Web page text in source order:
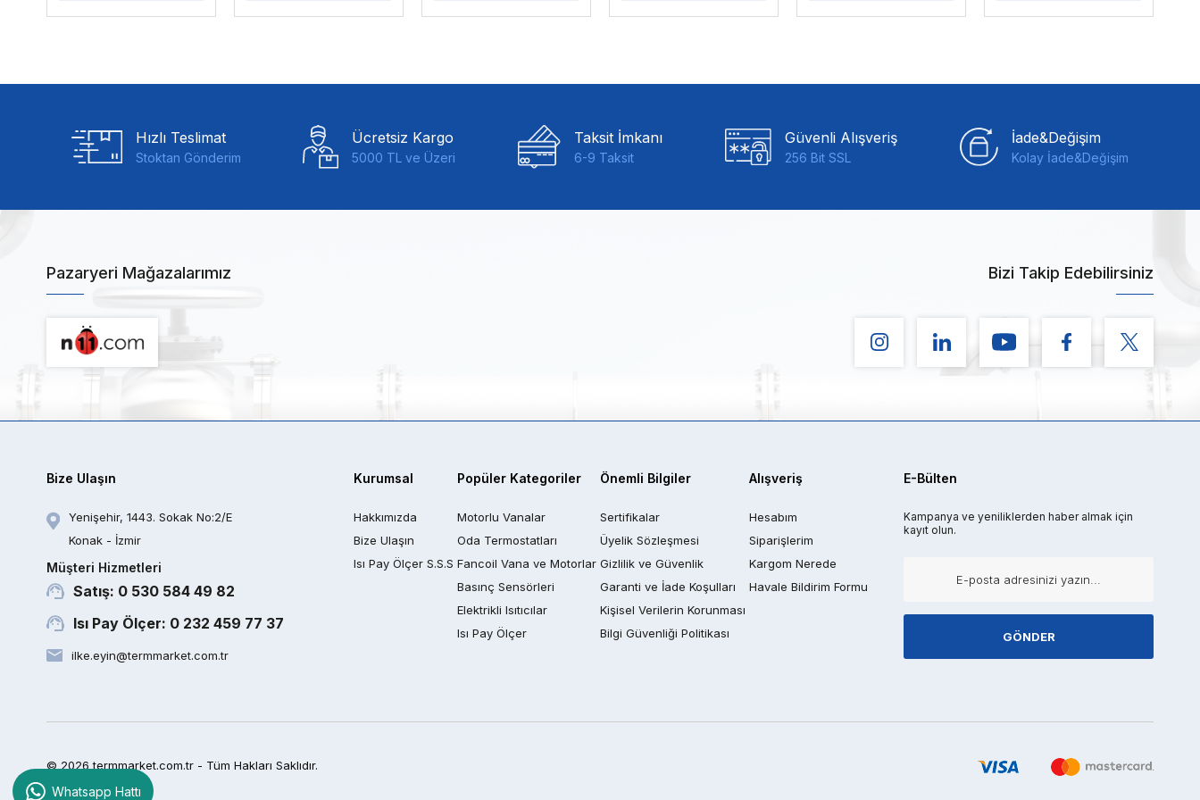
Hızlı Teslimat
Stoktan Gönderim
Ücretsiz Kargo
5000 TL ve Üzeri
Taksit İmkanı
6-9 Taksit
Güvenli Alışveriş
256 Bit SSL
İade&Değişim
Kolay İade&Değişim
Pazaryeri Mağazalarımız Bizi Takip Edebilirsiniz
Bize Ulaşın
Yenişehir, 1443. Sokak No:2/E
Konak - İzmir
Müşteri Hizmetleri
Satış: 0 530 584 49 82
Isı Pay Ölçer: 0 232 459 77 37
ilke.eyin@termmarket.com.tr
Kurumsal
Hakkımızda
Bize Ulaşın
Isı Pay Ölçer S.S.S
Popüler Kategoriler
Motorlu Vanalar
Oda Termostatları
Fancoil Vana ve Motorlar
Basınç Sensörleri
Elektrikli Isıtıcılar
Isı Pay Ölçer
Önemli Bilgiler
Sertifikalar
Üyelik Sözleşmesi
Gizlilik ve Güvenlik
Garanti ve İade Koşulları
Kişisel Verilerin Korunması
Bilgi Güvenliği Politikası
Alışveriş
Hesabım
Siparişlerim
Kargom Nerede
Havale Bildirim Formu
E-Bülten
Kampanya ve yeniliklerden haber almak için
kayıt olun.
GÖNDER
© 2026 termmarket.com.tr - Tüm Hakları Saklıdır.
Whatsapp Hattı